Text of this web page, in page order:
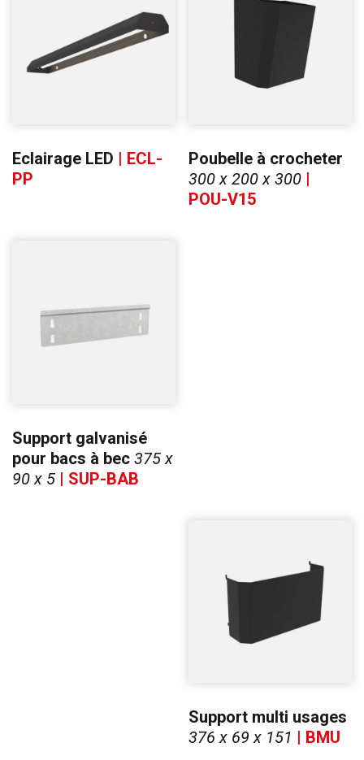
Eclairage LED | ECL-
PP
Poubelle à crocheter
300 x 200 x 300 |
POU-V15
Support galvanisé
pour bacs à bec 375 x
90 x 5 | SUP-BAB
Support multi usages
376 x 69 x 151 | BMU